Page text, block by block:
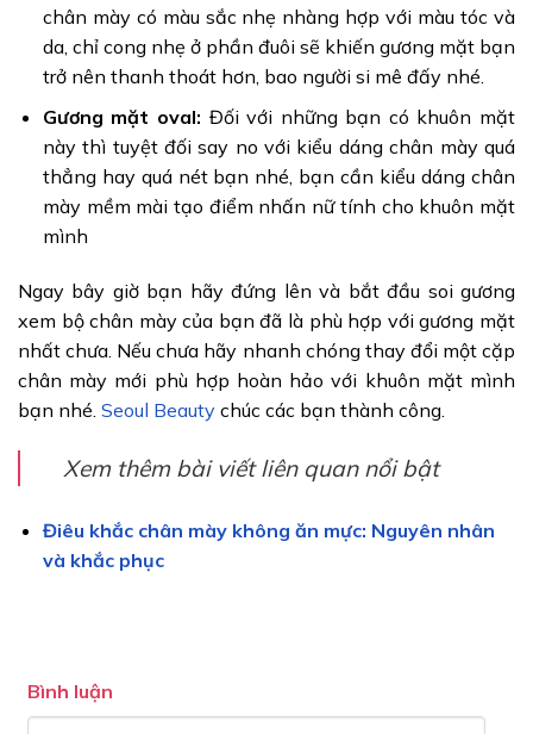
chân mày có màu sắc nhẹ nhàng hợp với màu tóc và
da, chỉ cong nhẹ ở phần đuôi sẽ khiến gương mặt bạn
trở nên thanh thoát hơn, bao người si mê đấy nhé.
Gương mặt oval: Đối với những bạn có khuôn mặt
này thì tuyệt đối say no với kiểu dáng chân mày quá
thẳng hay quá nét bạn nhé, bạn cần kiểu dáng chân
mày mềm mài tạo điểm nhấn nữ tính cho khuôn mặt
mình
Ngay bây giờ bạn hãy đứng lên và bắt đầu soi gương
xem bộ chân mày của bạn đã là phù hợp với gương mặt
nhất chưa. Nếu chưa hãy nhanh chóng thay đổi một cặp
chân mày mới phù hợp hoàn hảo với khuôn mặt mình
bạn nhé. Seoul Beauty chúc các bạn thành công.
Xem thêm bài viết liên quan nổi bật
Điêu khắc chân mày không ăn mực: Nguyên nhân
và khắc phục
Bình luận